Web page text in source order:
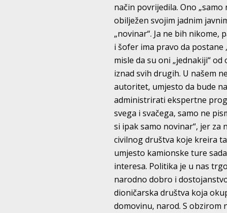
način povrijedila. Ono
obilježen svojim jadnim
„novinar“. Ja ne bih nikome,
i šofer ima pravo da postane
misle da su oni „jednakiji“
iznad svih drugih. U našem
autoritet, umjesto da bude
administrirati ekspertne
svega i svačega, samo ne
si ipak samo novinar“, jer
civilnog društva koje kreira
umjesto kamionske ture
interesa. Politika je u nas
narodno dobro i
dioničarska društva koja
domovinu, narod. S obzirom